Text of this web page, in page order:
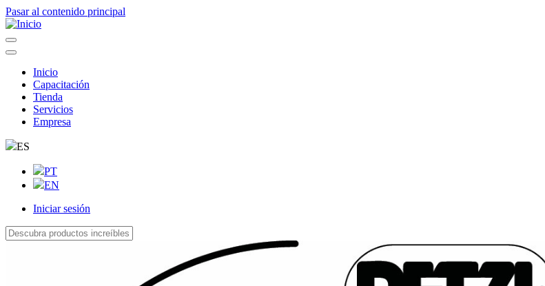
Pasar al contenido principal
Navegação
principal
Inicio
Capacitación
Tienda
Servicios
Empresa
ES
PT
EN
account
Iniciar sesión